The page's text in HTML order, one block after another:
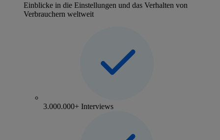
Einblicke in die Einstellungen und das Verhalten von
Verbrauchern weltweit
3.000.000+ Interviews